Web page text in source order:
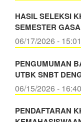
HASIL SELEKSI
SEMESTER
06/17/2026 - 15:01
PENGUMUMAN
UTBK SNBT
06/15/2026 - 16:40
PENDAFTARAN